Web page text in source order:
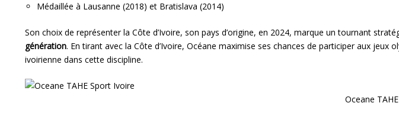
Médaillée à Lausanne (2018) et Bratislava (2014)
Son choix de représenter la Côte d’Ivoire, son pays d’origine, en 2024, marque un tournant
génération. En tirant avec la Côte d’Ivoire, Océane maximise ses chances de participer aux
ivoirienne dans cette discipline.
Oceane